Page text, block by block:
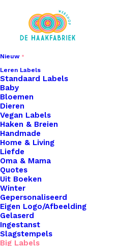
Nieuw
Leren Labels
Standaard Labels
Baby
Bloemen
Dieren
Vegan Labels
Haken & Breien
Handmade
Home & Living
Liefde
Oma & Mama
Quotes
Uit Boeken
Winter
Gepersonaliseerd
Eigen Logo/Afbeelding
Gelaserd
Ingestanst
Slagstempels
Big Labels